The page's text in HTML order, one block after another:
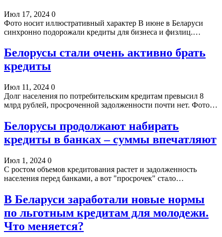
Июл 17, 2024 0
Фото носит иллюстративный характер В июне в Беларуси
синхронно подорожали кредиты для бизнеса и физлиц.…
Белорусы стали очень активно брать
кредиты
Июл 11, 2024 0
Долг населения по потребительским кредитам превысил 8
млрд рублей, просроченной задолженности почти нет. Фото…
Белорусы продолжают набирать
кредиты в банках – суммы впечатляют
Июл 1, 2024 0
С ростом объемов кредитования растет и задолженность
населения перед банками, а вот "просрочек" стало…
В Беларуси заработали новые нормы
по льготным кредитам для молодежи.
Что меняется?